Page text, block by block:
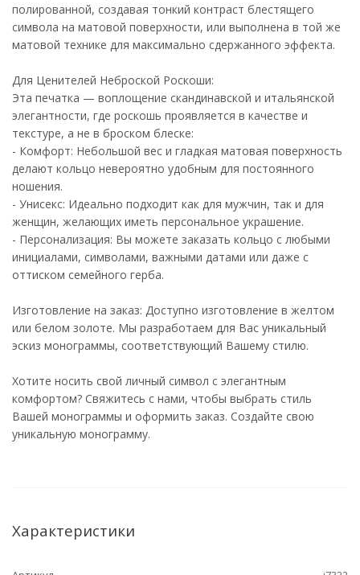
полированной, создавая тонкий контраст блестящего
символа на матовой поверхности, или выполнена в той же
матовой технике для максимально сдержанного эффекта.
Для Ценителей Неброской Роскоши:
Эта печатка — воплощение скандинавской и итальянской
элегантности, где роскошь проявляется в качестве и
текстуре, а не в броском блеске:
- Комфорт: Небольшой вес и гладкая матовая поверхность
делают кольцо невероятно удобным для постоянного
ношения.
- Унисекс: Идеально подходит как для мужчин, так и для
женщин, желающих иметь персональное украшение.
- Персонализация: Вы можете заказать кольцо с любыми
инициалами, символами, важными датами или даже с
оттиском семейного герба.
Изготовление на заказ: Доступно изготовление в желтом
или белом золоте. Мы разработаем для Вас уникальный
эскиз монограммы, соответствующий Вашему стилю.
Хотите носить свой личный символ с элегантным
комфортом? Свяжитесь с нами, чтобы выбрать стиль
Вашей монограммы и оформить заказ. Создайте свою
уникальную монограмму.
Характеристики